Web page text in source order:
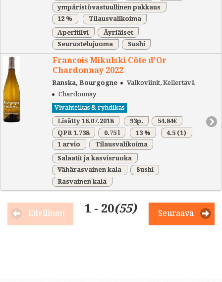
ympäristövastuullinen pakkaus
12 %
Tilausvalikoima
Aperitiivi
Äyriäiset
Seurustelujuoma
Sushi
Francois Mikulski Côte d'Or
Chardonnay 2022
Ranska, Bourgogne
Valkoviinit, Kellertävä
Chardonnay
Vivahteikas & ryhdikäs
Lisätty 16.07.2018
93p.
54.84€
QPR 1.738
0.75 l 13 % 4.5 (1)
1 arvio
Tilausvalikoima
Salaatit ja kasvisruoka
Vähärasvainen kala
Sushi
Rasvainen kala
Edellinen 1 - 20(55) Seuraava